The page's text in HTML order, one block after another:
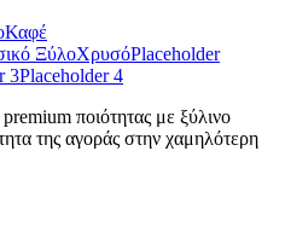
Καφέ
ΞύλοΧρυσόPlaceholder
3Placeholder 4
ποιότητας με ξύλινο
της αγοράς στην χαμηλότερη